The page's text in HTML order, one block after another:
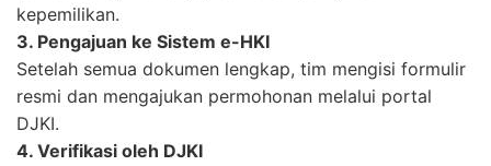
kepemilikan.
3. Pengajuan ke Sistem e-HKI
Setelah semua dokumen lengkap, tim mengisi formulir
resmi dan mengajukan permohonan melalui portal
DJKI.
4. Verifikasi oleh DJKI